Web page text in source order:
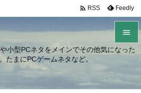
小型PCネタをメインでその他気になった
たまにPCゲームネタなど。


サイド
 RSS Feedly